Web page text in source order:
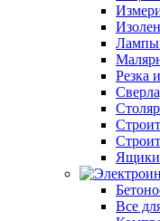
Лампы
Резка
Ящики
Все